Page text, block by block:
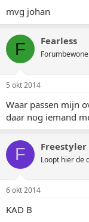
mvg johan
F Fearless
5 okt 2014
Waar passen mijn
daar nog iemand
F Freestyler
Loopt hier de
6 okt 2014
KAD B